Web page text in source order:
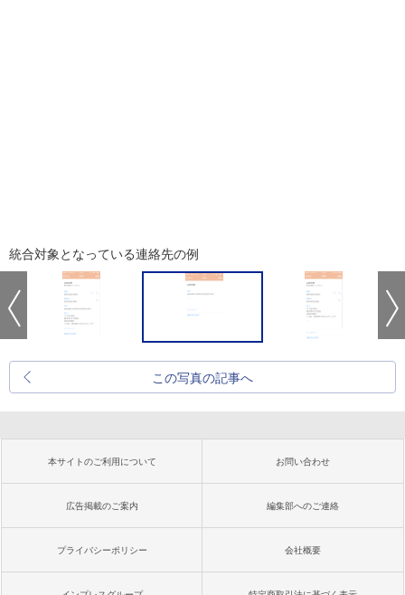
統合対象となっている連絡先の例
この写真の記事へ
本サイトのご利用について お問い合わせ
広告掲載のご案内 編集部へのご連絡
プライバシーポリシー 会社概要